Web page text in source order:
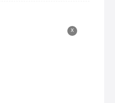
x